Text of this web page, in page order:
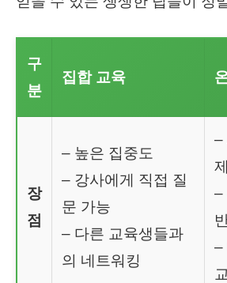
구
분
집합 교육
장
점
– 높은 집중도
– 강사에게 직접 질
문 가능
– 다른 교육생들과
의 네트워킹
–
–
–